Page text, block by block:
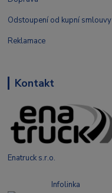
Odstoupení od kupní smlouvy
Reklamace
Kontakt
Enatruck s.r.o.
Infolinka